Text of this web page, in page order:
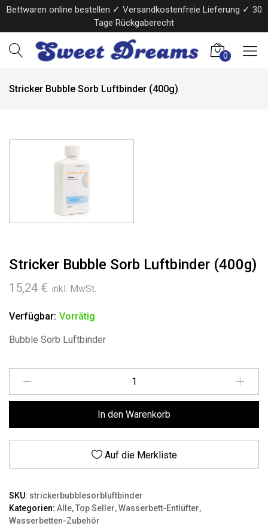
Bettwaren online bestellen ✓ Versandkostenfreie Lieferung ✓ 30
Tage Rückgaberecht
0
Stricker Bubble Sorb Luftbinder (400g)
Stricker Bubble Sorb Luftbinder (400g)
15,24 € inkl. MwSt.
Verfügbar: Vorrätig
Bubble Sorb Luftbinder
In den Warenkorb
Auf die Merkliste
SKU: strickerbubblesorbluftbinder
Kategorien: Alle,Top Seller,Wasserbett-Entlüfter,
Wasserbetten-Zubehör